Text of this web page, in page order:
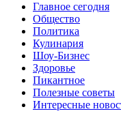
Главное сегодня
Общество
Политика
Кулинария
Шоу-Бизнес
Здоровье
Пикантное
Полезные советы
Интересные